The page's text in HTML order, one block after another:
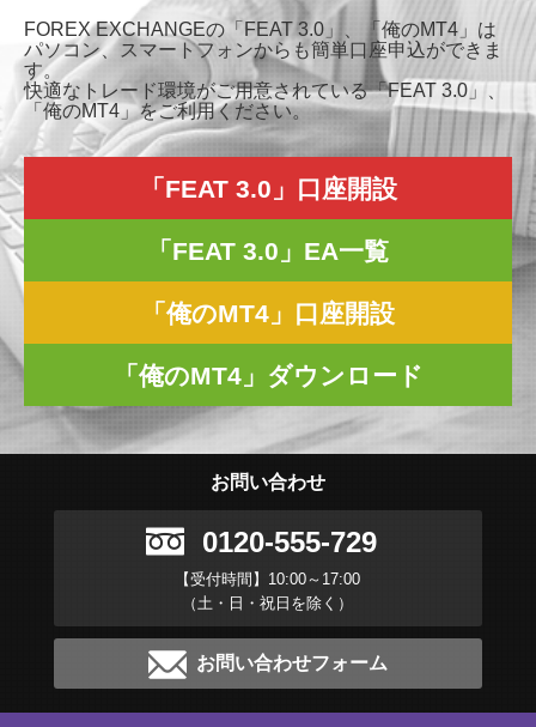
FOREX EXCHANGEの「FEAT 3.0」、「俺のMT4」は
パソコン、スマートフォンからも簡単口座申込ができま
す。
快適なトレード環境がご用意されている「FEAT 3.0」、
「俺のMT4」をご利用ください。
「FEAT 3.0」口座開設
「FEAT 3.0」EA一覧
「俺のMT4」口座開設
「俺のMT4」ダウンロード
お問い合わせ
0120-555-729
【受付時間】10:00～17:00
（土・日・祝日を除く）
お問い合わせフォーム